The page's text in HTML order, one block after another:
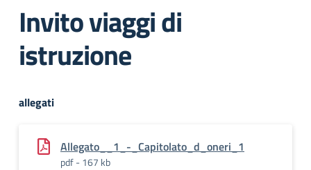
Invito viaggi di
istruzione
allegati
Allegato__1_-_Capitolato_d_oneri_1
pdf - 167 kb